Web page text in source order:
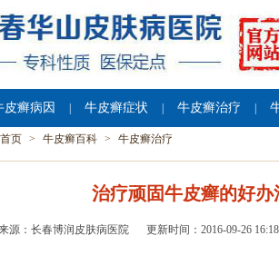
皮癣病因 牛皮癣症状 牛皮癣治疗
首页 > 牛皮癣百科 > 牛皮癣治疗
治疗顽固牛皮癣的好办
源：长春博润皮肤病医院 更新时间：2016-09-26